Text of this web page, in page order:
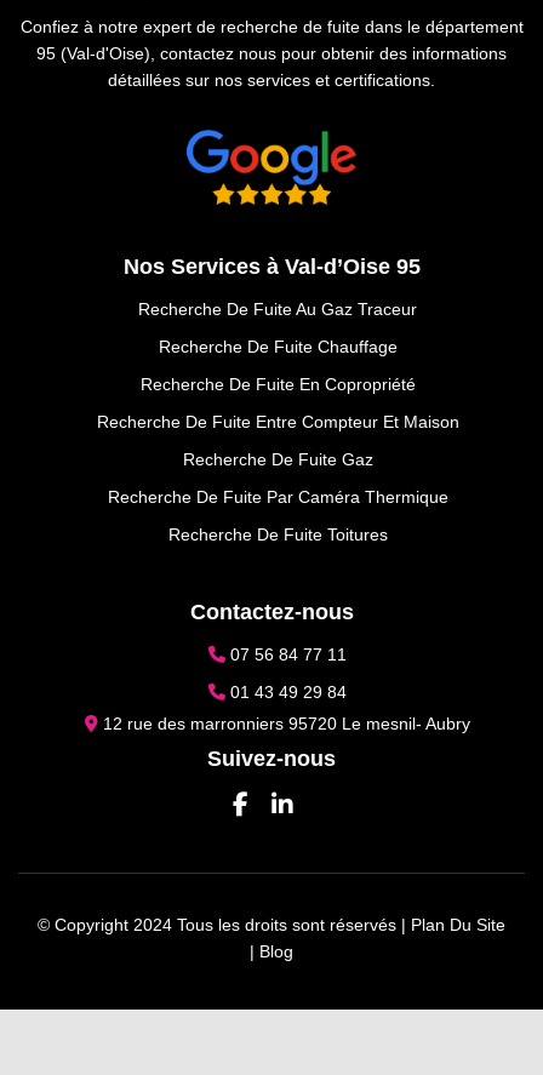
Confiez à notre expert de recherche de fuite dans le département
95 (Val-d'Oise), contactez nous pour obtenir des informations
détaillées sur nos services et certifications.
Nos Services à Val-d’Oise 95
Recherche De Fuite Au Gaz Traceur
Recherche De Fuite Chauffage
Recherche De Fuite En Copropriété
Recherche De Fuite Entre Compteur Et Maison
Recherche De Fuite Gaz
Recherche De Fuite Par Caméra Thermique
Recherche De Fuite Toitures
Contactez-nous
07 56 84 77 11
01 43 49 29 84
12 rue des marronniers 95720 Le mesnil- Aubry
Suivez-nous
© Copyright 2024 Tous les droits sont réservés | Plan Du Site
| Blog